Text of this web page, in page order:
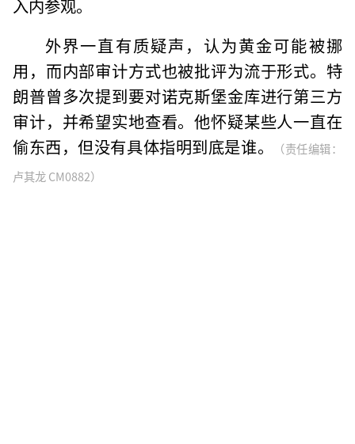
入内参观。
外界一直有质疑声，认为黄金可能被挪
用，而内部审计方式也被批评为流于形式。特
朗普曾多次提到要对诺克斯堡金库进行第三方
审计，并希望实地查看。他怀疑某些人一直在
偷东西，但没有具体指明到底是谁。
（责任编辑：
卢其龙 CM0882）